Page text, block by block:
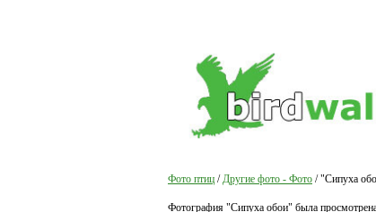
Фото птиц / Другие фото - Фото / "Сипуха
Фотография "Сипуха обои" была